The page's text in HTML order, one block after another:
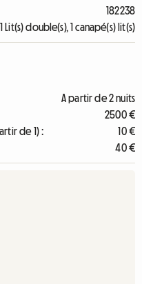
182238
1 Lit(s) double(s), 1 canapé(s) lit(s)
A partir de 2 nuits
2500 €
de 1) :
10 €
40 €